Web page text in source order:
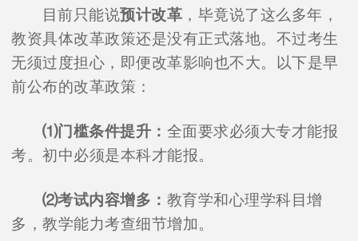
目前只能说预计改革 ，毕竟说了这么多年，
教资具体改革政策还是没有正式落地。不过考生
无须过度担心，即便改革影响也不大。以下是早
前公布的改革政策：
⑴门槛条件提升： 全面要求必须大专才能报
考。初中必须是本科才能报。
⑵考试内容增多： 教育学和心理学科目增
多，教学能力考查细节增加。